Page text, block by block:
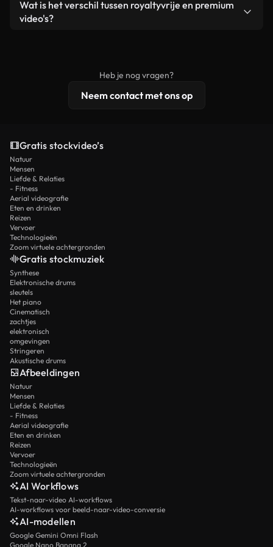
een losstaand product.
remixen. Zorg er wel voor dat het eindproduct
Wat is het verschil tussen royaltyvrije en premium
video's?
licentiebescherming omvat.
Heb je nog vragen?
Neem contact met ons op
Gratis stockvideo’s
Natuur
Mensen
Liefde & Relaties
- Fitness
Aerial videografie
Eten en drinken
Reizen
Vervoer
Technologieën
Zoom virtuele achtergronden
Gratis stockmuziek
Synthese
Elektronische drums
sleutels
Het piano
Cinematisch
zachtjes
elektronisch
omgevingen
Stringeren
Akustische drums
Afbeeldingen
Natuur
Mensen
Liefde & Relaties
- Fitness
Aerial videografie
Eten en drinken
Reizen
Vervoer
Technologieën
Zoom virtuele achtergronden
AI Workflows
Tekst-naar-video AI-workflows
AI-workflows voor beeld-naar-video-conversie
AI-modellen
Google Gemini Omni Flash
Google Nano Banana 2